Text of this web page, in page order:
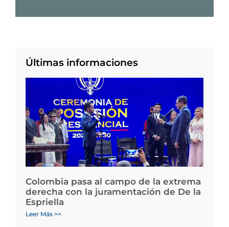
Últimas informaciones
Colombia pasa al campo de la extrema
derecha con la juramentación de De la
Espriella
Leer Más >>